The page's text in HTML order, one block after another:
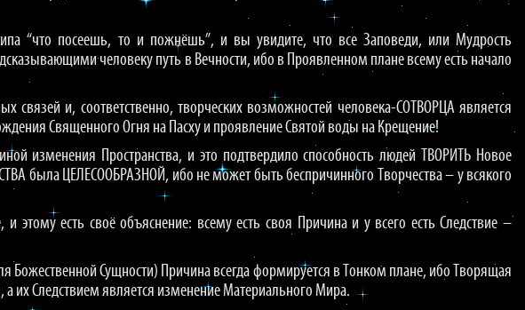
“что посеешь, то и пожнёшь”, и вы увидите, что все Заповеди, или Мудрость
человеку путь в Вечности, ибо в Проявленном плане всему есть начало
и, соответственно, творческих возможностей человека-СОТВОРЦА является
Священного Огня на Пасху и проявление Святой воды на Крещение!
изменения Пространства, и это подтвердило способность людей ТВОРИТЬ Новое
была ЦЕЛЕСООБРАЗНОЙ, ибо не может быть беспричинного Творчества – у всякого
этому есть своё объяснение: всему есть своя Причина и у всего есть Следствие –
Божественной Сущности) Причина всегда формируется в Тонком плане, ибо Творящая
Следствием является изменение Материального Мира.